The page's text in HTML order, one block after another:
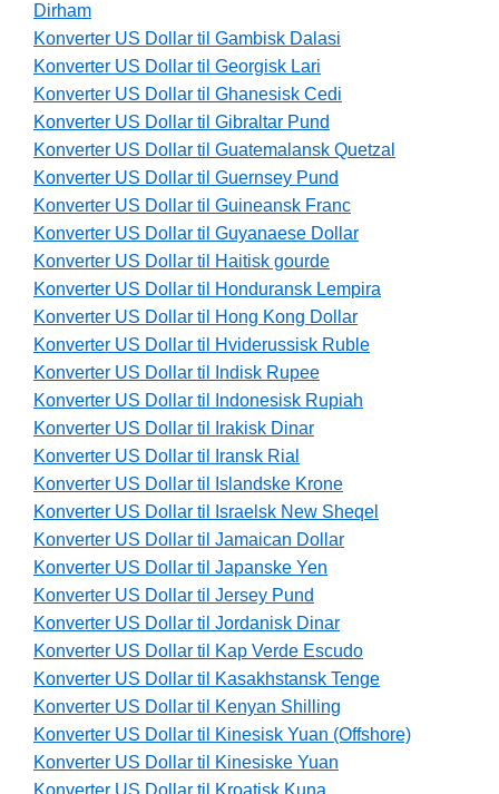
Dirham
Konverter US Dollar til Gambisk Dalasi
Konverter US Dollar til Georgisk Lari
Konverter US Dollar til Ghanesisk Cedi
Konverter US Dollar til Gibraltar Pund
Konverter US Dollar til Guatemalansk Quetzal
Konverter US Dollar til Guernsey Pund
Konverter US Dollar til Guineansk Franc
Konverter US Dollar til Guyanaese Dollar
Konverter US Dollar til Haitisk gourde
Konverter US Dollar til Honduransk Lempira
Konverter US Dollar til Hong Kong Dollar
Konverter US Dollar til Hviderussisk Ruble
Konverter US Dollar til Indisk Rupee
Konverter US Dollar til Indonesisk Rupiah
Konverter US Dollar til Irakisk Dinar
Konverter US Dollar til Iransk Rial
Konverter US Dollar til Islandske Krone
Konverter US Dollar til Israelsk New Sheqel
Konverter US Dollar til Jamaican Dollar
Konverter US Dollar til Japanske Yen
Konverter US Dollar til Jersey Pund
Konverter US Dollar til Jordanisk Dinar
Konverter US Dollar til Kap Verde Escudo
Konverter US Dollar til Kasakhstansk Tenge
Konverter US Dollar til Kenyan Shilling
Konverter US Dollar til Kinesisk Yuan (Offshore)
Konverter US Dollar til Kinesiske Yuan